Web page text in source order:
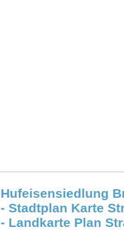
Hufeisensiedlung
- Stadtplan Karte
- Landkarte Plan